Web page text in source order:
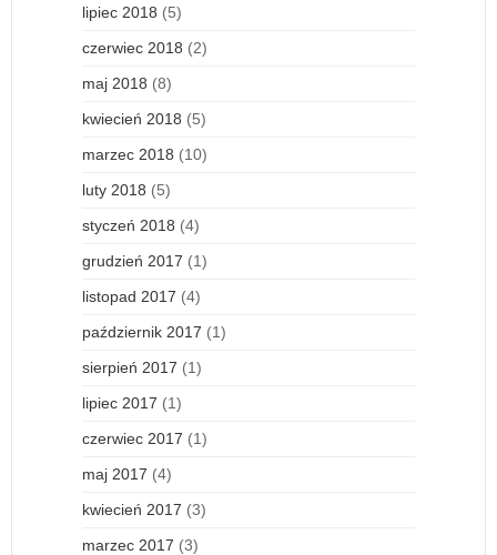
lipiec 2018 (5)
czerwiec 2018 (2)
maj 2018 (8)
kwiecień 2018 (5)
marzec 2018 (10)
luty 2018 (5)
styczeń 2018 (4)
grudzień 2017 (1)
listopad 2017 (4)
październik 2017 (1)
sierpień 2017 (1)
lipiec 2017 (1)
czerwiec 2017 (1)
maj 2017 (4)
kwiecień 2017 (3)
marzec 2017 (3)